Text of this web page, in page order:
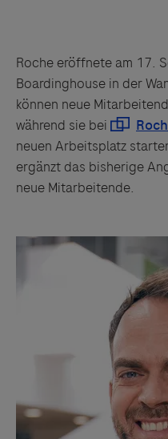
Roche eröffnete am 17.
Boardinghouse in der
können neue
während sie bei
neuen Arbeitsplatz
ergänzt das bisherige
neue Mitarbeitende.